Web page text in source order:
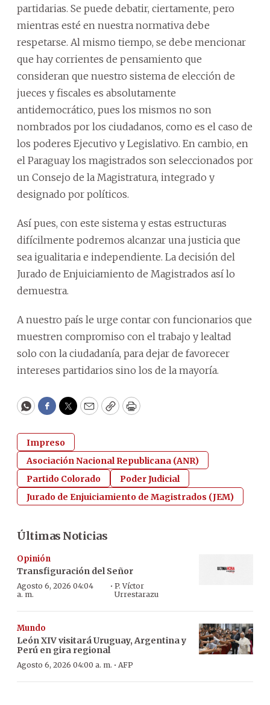
partidarias. Se puede debatir, ciertamente, pero
mientras esté en nuestra normativa debe
respetarse. Al mismo tiempo, se debe mencionar
que hay corrientes de pensamiento que
consideran que nuestro sistema de elección de
jueces y fiscales es absolutamente
antidemocrático, pues los mismos no son
nombrados por los ciudadanos, como es el caso de
los poderes Ejecutivo y Legislativo. En cambio, en
el Paraguay los magistrados son seleccionados por
un Consejo de la Magistratura, integrado y
designado por políticos.
Así pues, con este sistema y estas estructuras
difícilmente podremos alcanzar una justicia que
sea igualitaria e independiente. La decisión del
Jurado de Enjuiciamiento de Magistrados así lo
demuestra.
A nuestro país le urge contar con funcionarios que
muestren compromiso con el trabajo y lealtad
solo con la ciudadanía, para dejar de favorecer
intereses partidarios sino los de la mayoría.
WhatsApp
Facebook
Twitter
EmailCopyPrint
Impreso
Asociación Nacional Republicana (ANR)
Partido Colorado
Poder Judicial
Jurado de Enjuiciamiento de Magistrados (JEM)
Últimas Noticias
Opinión
Transfiguración del Señor
Agosto 6, 2026 04:04
a. m.
· P. Víctor
Urrestarazu
Mundo
León XIV visitará Uruguay, Argentina y
Perú en gira regional
Agosto 6, 2026 04:00 a. m. · AFP